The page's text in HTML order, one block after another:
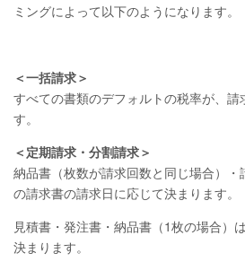
ミングによって以下のようになります。
＜一括請求＞
すべての書類のデフォルトの税率が、請
す。
＜定期請求・分割請求＞
納品書（枚数が請求回数と同じ場合）
の請求書の請求日に応じて決まります。
見積書・発注書・納品書（1枚の場合）
決まります。